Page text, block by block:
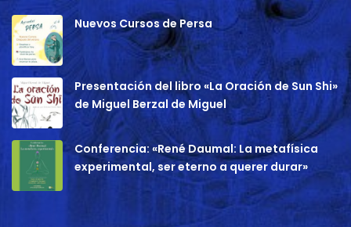
Nuevos Cursos de Persa
Presentación del libro «La Oración de Sun Shi»
de Miguel Berzal de Miguel
Conferencia: «René Daumal: La metafísica
experimental, ser eterno a querer durar»